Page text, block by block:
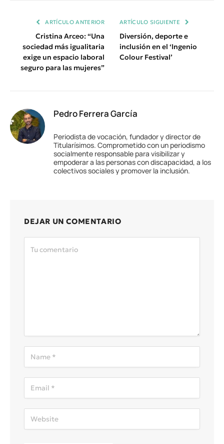
ARTÍCULO ANTERIOR
Cristina Arceo: “Una
sociedad más igualitaria
exige un espacio laboral
seguro para las mujeres”
ARTÍCULO SIGUIENTE
Diversión, deporte e
inclusión en el ‘Ingenio
Colour Festival’
Pedro Ferrera García
Periodista de vocación, fundador y director de
Titularísimos. Comprometido con un periodismo
socialmente responsable para visibilizar y
empoderar a las personas con discapacidad, a los
colectivos sociales y promover la inclusión.
DEJAR UN COMENTARIO